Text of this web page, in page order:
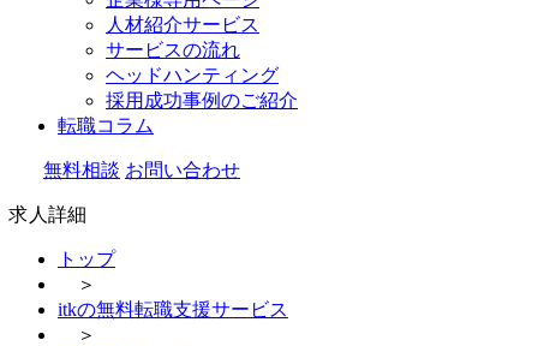
人材紹介サービス
サービスの流れ
ヘッドハンティング
採用成功事例のご紹介
転職コラム
無料相談 お問い合わせ
求人詳細
トップ
＞
itkの無料転職支援サービス
＞